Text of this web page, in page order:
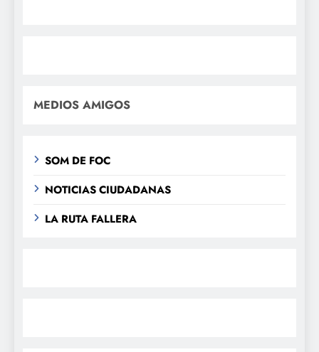
MEDIOS AMIGOS
SOM DE FOC
NOTICIAS CIUDADANAS
LA RUTA FALLERA